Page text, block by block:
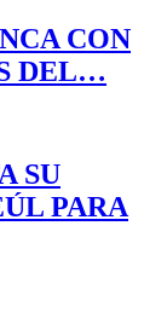
CON
DEL…
SU
PARA